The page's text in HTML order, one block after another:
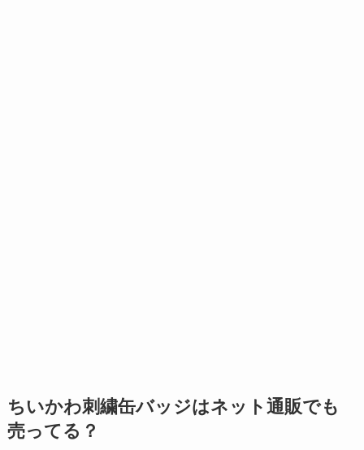
ちいかわ刺繍缶バッジはネット通販でも
売ってる？